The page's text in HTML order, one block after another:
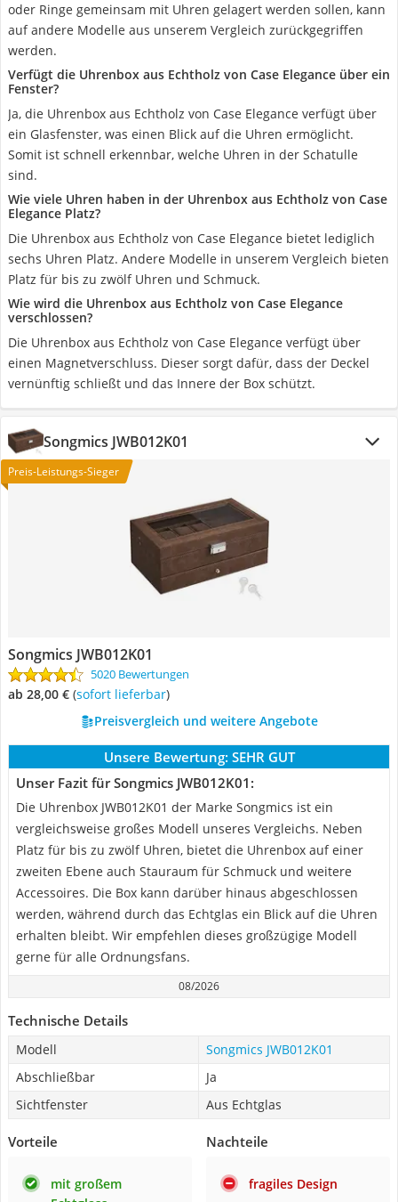
oder Ringe gemeinsam mit Uhren gelagert werden sollen, kann
auf andere Modelle aus unserem Vergleich zurückgegriffen
werden.
Verfügt die Uhrenbox aus Echtholz von Case Elegance über ein
Fenster?
Ja, die Uhrenbox aus Echtholz von Case Elegance verfügt über
ein Glasfenster, was einen Blick auf die Uhren ermöglicht.
Somit ist schnell erkennbar, welche Uhren in der Schatulle
sind.
Wie viele Uhren haben in der Uhrenbox aus Echtholz von Case
Elegance Platz?
Die Uhrenbox aus Echtholz von Case Elegance bietet lediglich
sechs Uhren Platz. Andere Modelle in unserem Vergleich bieten
Platz für bis zu zwölf Uhren und Schmuck.
Wie wird die Uhrenbox aus Echtholz von Case Elegance
verschlossen?
Die Uhrenbox aus Echtholz von Case Elegance verfügt über
einen Magnetverschluss. Dieser sorgt dafür, dass der Deckel
vernünftig schließt und das Innere der Box schützt.
Songmics JWB012K01
Preis-Leistungs-Sieger
Songmics JWB012K01
5020 Bewertungen
ab 28,00 € ( Sofort lieferbar)
Preisvergleich und weitere Angebote
Unsere Bewertung: SEHR GUT
Unser Fazit für Songmics JWB012K01:
Die Uhrenbox JWB012K01 der Marke Songmics ist ein
vergleichsweise großes Modell unseres Vergleichs. Neben
Platz für bis zu zwölf Uhren, bietet die Uhrenbox auf einer
zweiten Ebene auch Stauraum für Schmuck und weitere
Accessoires. Die Box kann darüber hinaus abgeschlossen
werden, während durch das Echtglas ein Blick auf die Uhren
erhalten bleibt. Wir empfehlen dieses großzügige Modell
gerne für alle Ordnungsfans.
08/2026
Technische Details
Modell
Songmics JWB012K01
Abschließbar
Ja
Sichtfenster
Aus Echtglas
Vorteile
mit großem
Nachteile
fragiles Design